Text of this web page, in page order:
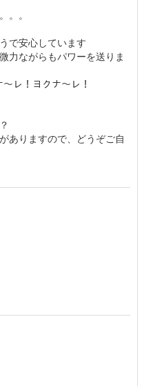
。。
で安心しています
力ながらもパワーを送りま
レ！ヨクナ〜レ！
ありますので、どうぞご自